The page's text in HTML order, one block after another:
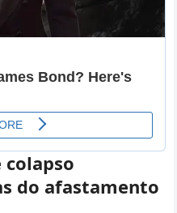
colapso
do afastamento